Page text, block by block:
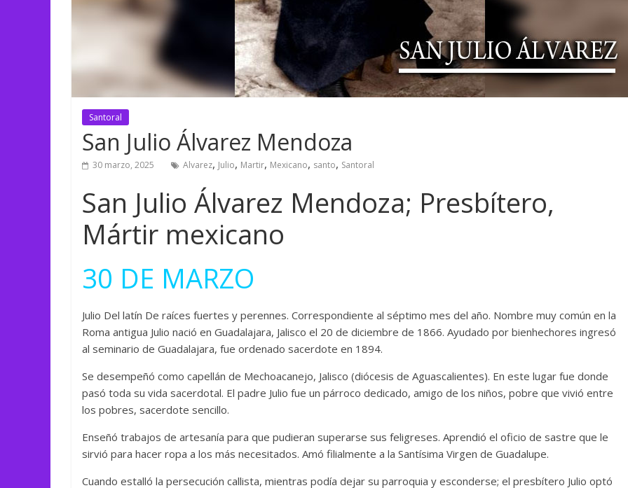
Santoral
San Julio Álvarez Mendoza
30 marzo, 2025 Alvarez, Julio, Martir, Mexicano, santo, Santoral
San Julio Álvarez Mendoza; Presbítero,
Mártir mexicano
30 DE MARZO
Julio Del latín De raíces fuertes y perennes. Correspondiente al séptimo mes del año. Nombre muy común en la
Roma antigua Julio nació en Guadalajara, Jalisco el 20 de diciembre de 1866. Ayudado por bienhechores ingresó
al seminario de Guadalajara, fue ordenado sacerdote en 1894.
Se desempeñó como capellán de Mechoacanejo, Jalisco (diócesis de Aguascalientes). En este lugar fue donde
pasó toda su vida sacerdotal. El padre Julio fue un párroco dedicado, amigo de los niños, pobre que vivió entre
los pobres, sacerdote sencillo.
Enseñó trabajos de artesanía para que pudieran superarse sus feligreses. Aprendió el oficio de sastre que le
sirvió para hacer ropa a los más necesitados. Amó filialmente a la Santísima Virgen de Guadalupe.
Cuando estalló la persecución callista, mientras podía dejar su parroquia y esconderse; el presbítero Julio optó